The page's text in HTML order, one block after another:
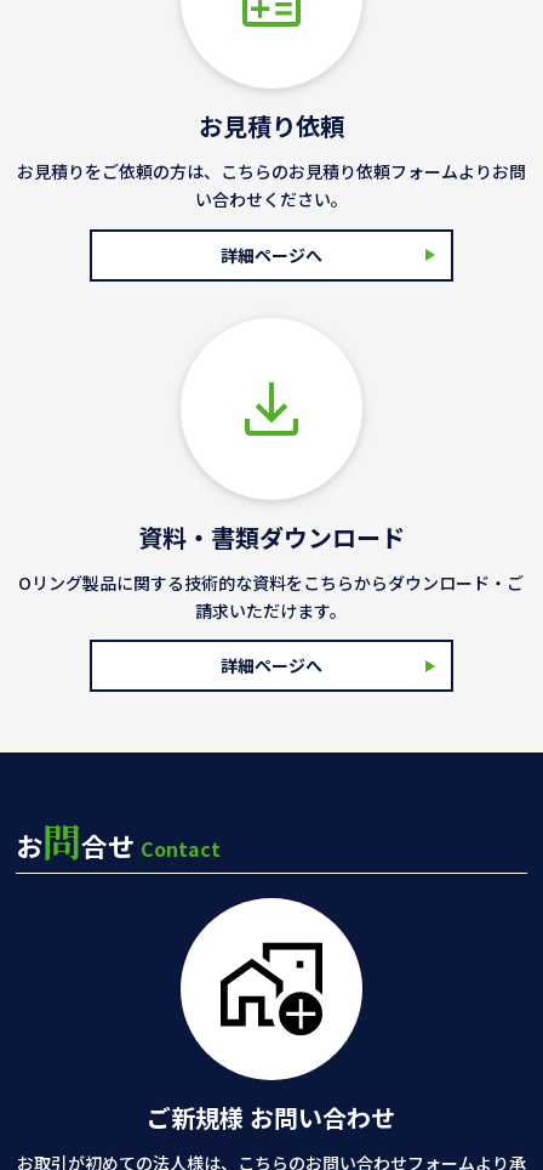
お見積り依頼
お見積りをご依頼の方は、こちらのお見積り依頼フォームよりお問
い合わせください。
詳細ページへ
資料・書類ダウンロード
Oリング製品に関する技術的な資料をこちらからダウンロード・ご
請求いただけます。
詳細ページへ
お問合せ Contact
ご新規様 お問い合わせ
お取引が初めての法人様は、こちらのお問い合わせフォームより承